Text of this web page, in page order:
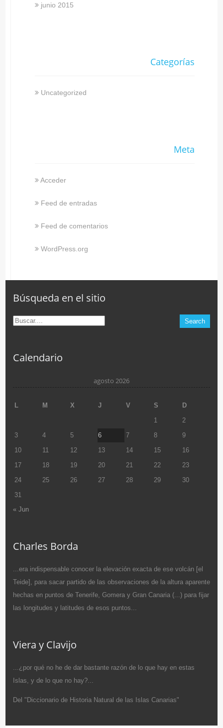
junio 2015
Categorías
Uncategorized
Meta
Acceder
Feed de entradas
Feed de comentarios
WordPress.org
Búsqueda en el sitio
Calendario
agosto 2026
L M X J V S
D
1
2
3
4 5 6 7 8
9
10
11 12 13 14 15
16
17
18 19 20 21 22
23
24
25 26 27 28 29
30
31
« Jun
Charles Borda
...era indispensable conocer la elevación exacta de ese volcán [el
Teide], para sacar partido de las observaciones de la altura aparente
hechas en puntos de Tenerife, Gomera y Gran Canaria (...) para fijar
las longitudes y latitudes de esos puntos...
Viera y Clavijo
...¿por qué no he de dar bastante razón de lo que hay en estas
Islas, y de lo que no hay?...
Del "Diccionario de Historia Natural de las Islas Canarias"